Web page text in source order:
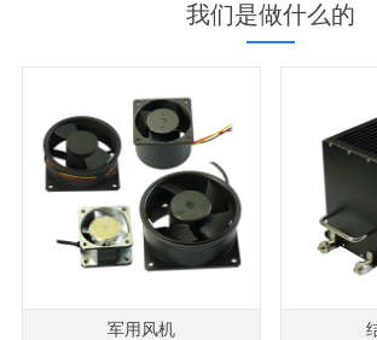
我们是做什么的
军用风机